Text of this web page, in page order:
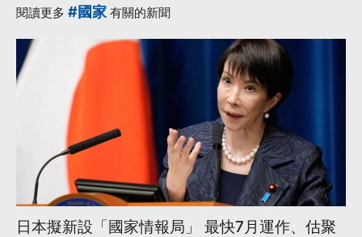
閱讀更多 #國家 有關的新聞
日本擬新設「國家情報局」 最快7月運作、估聚